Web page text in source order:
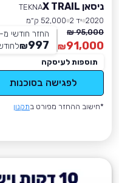
ניסאן X TRAIL
TEKNA
2020 יד 2
52,000 ק״מ
95,000 ₪
91,000
₪
החזר חודשי מ-
997
₪
תוספות לעיסקה
לפגישה בסוכנות
*חישוב ההחזר מפורט בתקנון